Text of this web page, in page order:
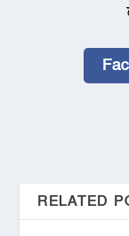
RELATED